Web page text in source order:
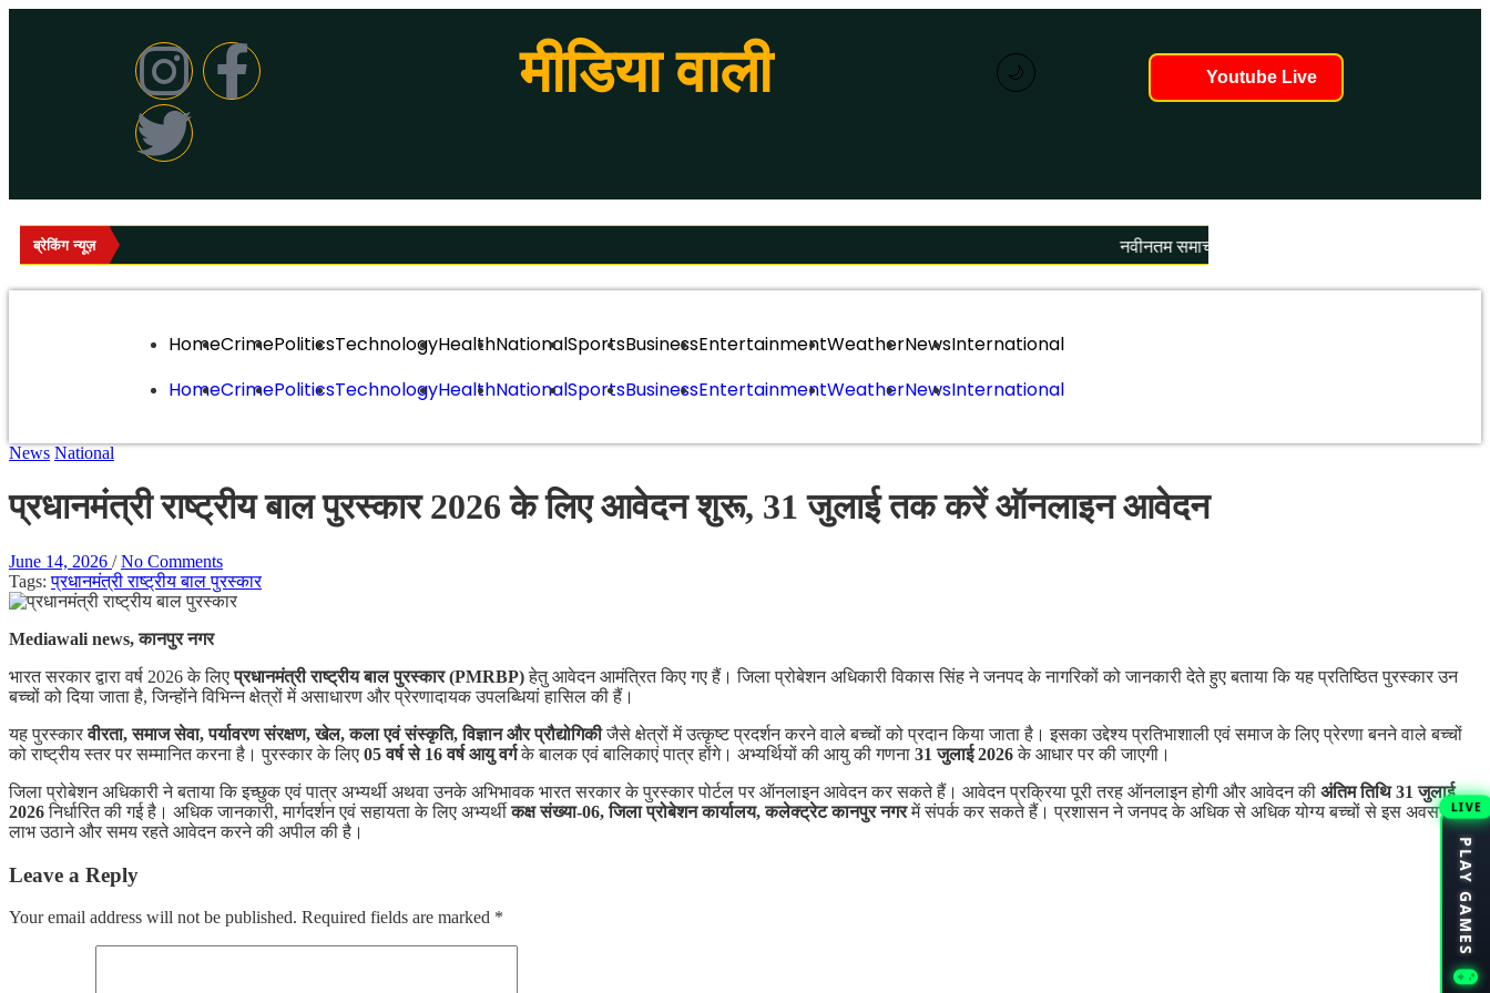
मीडिया वाली 🌙 Youtube Live
ब्रेकिंग न्यूज़ नवीनतम समाचार लोड हो रहे हैं...
HomeCrimePoliticsTechnologyHealthNationalSportsBusinessEntertainmentWeatherNewsInternational
HomeCrimePoliticsTechnologyHealthNationalSportsBusinessEntertainmentWeatherNewsInternational
News National
प्रधानमंत्री राष्ट्रीय बाल पुरस्कार 2026 के लिए आवेदन शुरू, 31 जुलाई तक करें ऑनलाइन आवेदन
June 14, 2026 / No Comments
Tags:प्रधानमंत्री राष्ट्रीय बाल पुरस्कार
Mediawali news, कानपुर नगर
भारत सरकार द्वारा वर्ष 2026 के लिएप्रधानमंत्री राष्ट्रीय बाल पुरस्कार (PMRBP)हेतु आवेदन आमंत्रित किए गए हैं। जिला प्रोबेशन अधिकारी विकास सिंह ने जनपद के नागरिकों को जानकारी देते हुए बताया कि यह प्रतिष्ठित पुरस्कार उन
बच्चों को दिया जाता है, जिन्होंने विभिन्न क्षेत्रों में असाधारण और प्रेरणादायक उपलब्धियां हासिल की हैं।
यह पुरस्कारवीरता, समाज सेवा, पर्यावरण संरक्षण, खेल, कला एवं संस्कृति, विज्ञान और प्रौद्योगिकीजैसे क्षेत्रों में उत्कृष्ट प्रदर्शन करने वाले बच्चों को प्रदान किया जाता है। इसका उद्देश्य प्रतिभाशाली एवं समाज के लिए प्रेरणा बनने वाले बच्चों
को राष्ट्रीय स्तर पर सम्मानित करना है। पुरस्कार के लिए 05 वर्ष से 16 वर्ष आयु वर्गके बालक एवं बालिकाएं पात्र होंगे। अभ्यर्थियों की आयु की गणना 31 जुलाई 2026के आधार पर की जाएगी।
जिला प्रोबेशन अधिकारी ने बताया कि इच्छुक एवं पात्र अभ्यर्थी अथवा उनके अभिभावक भारत सरकार के पुरस्कार पोर्टल पर ऑनलाइन आवेदन कर सकते हैं। आवेदन प्रक्रिया पूरी तरह ऑनलाइन होगी और आवेदन की अंतिम तिथि 31 जुलाई
2026निर्धारित की गई है। अधिक जानकारी, मार्गदर्शन एवं सहायता के लिए अभ्यर्थीकक्ष संख्या-06, जिला प्रोबेशन कार्यालय, कलेक्ट्रेट कानपुर नगरमें संपर्क कर सकते हैं। प्रशासन ने जनपद के अधिक से अधिक योग्य बच्चों से इस अवसर का
लाभ उठाने और समय रहते आवेदन करने की अपील की है।
Leave a Reply
Your email address will not be published. Required fields are marked *
LIVE
PLAY GAMES